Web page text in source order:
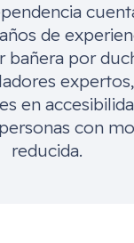
de
bañera por
expertos,
en
con
reducida.